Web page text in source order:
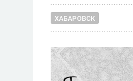
ХАБАРОВСК